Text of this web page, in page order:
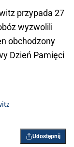
przypada 27
wyzwolili
obchodzony
Dzień Pamięci
Udostępnij